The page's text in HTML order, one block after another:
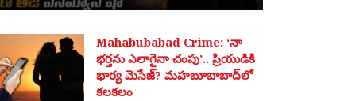
Mahabubabad Crime: ‘నా
భర్తను ఎలాగైనా చంపు’.. ప్రియుడికి
భార్య మెసేజ్? మహబూబాబాద్‌లో
కలకలం